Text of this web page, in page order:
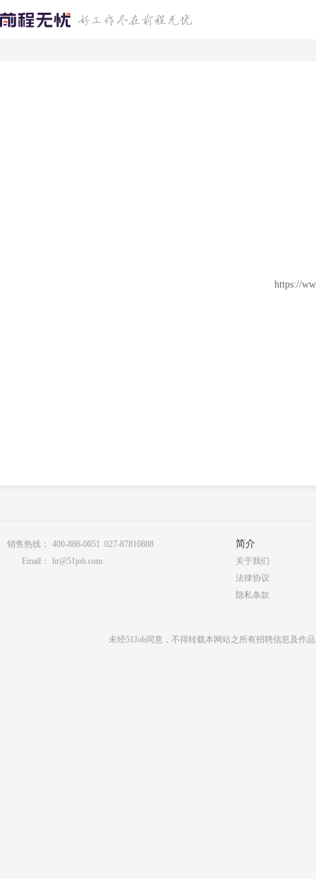
https://
销售热线：
400-886-0051 027-87810888
Email：
hr@51job.com
简介
关于我们
法律协议
隐私条款
未经51Job同意，不得转载本网站之所有招聘信息及作